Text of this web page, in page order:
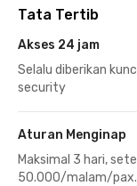
Tata Tertib
Akses 24 jam
Selalu diberikan
security
Aturan Menginap
Maksimal 3 hari,
50.000/malam/pax.